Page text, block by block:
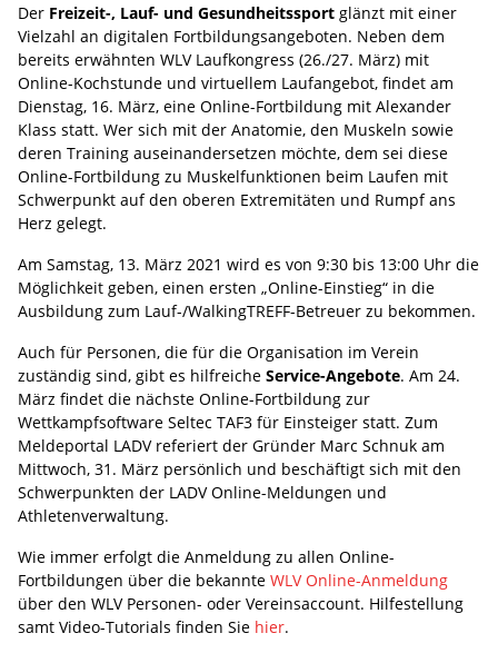
Der Freizeit-, Lauf- und Gesundheitssport glänzt mit einer
Vielzahl an digitalen Fortbildungsangeboten. Neben dem
bereits erwähnten WLV Laufkongress (26./27. März) mit
Online-Kochstunde und virtuellem Laufangebot, findet am
Dienstag, 16. März, eine Online-Fortbildung mit Alexander
Klass statt. Wer sich mit der Anatomie, den Muskeln sowie
deren Training auseinandersetzen möchte, dem sei diese
Online-Fortbildung zu Muskelfunktionen beim Laufen mit
Schwerpunkt auf den oberen Extremitäten und Rumpf ans
Herz gelegt.
Am Samstag, 13. März 2021 wird es von 9:30 bis 13:00 Uhr die
Möglichkeit geben, einen ersten „Online-Einstieg“ in die
Ausbildung zum Lauf-/WalkingTREFF-Betreuer zu bekommen.
Auch für Personen, die für die Organisation im Verein
zuständig sind, gibt es hilfreiche Service-Angebote. Am 24.
März findet die nächste Online-Fortbildung zur
Wettkampfsoftware Seltec TAF3 für Einsteiger statt. Zum
Meldeportal LADV referiert der Gründer Marc Schnuk am
Mittwoch, 31. März persönlich und beschäftigt sich mit den
Schwerpunkten der LADV Online-Meldungen und
Athletenverwaltung.
Wie immer erfolgt die Anmeldung zu allen Online-
Fortbildungen über die bekannte WLV Online-Anmeldung
über den WLV Personen- oder Vereinsaccount. Hilfestellung
samt Video-Tutorials finden Sie hier.